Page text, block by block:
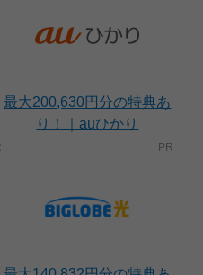
最大200,630円分の特典あ
り！｜auひかり